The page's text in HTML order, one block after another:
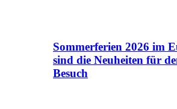
Sommerferien 2026 im
sind die Neuheiten für
Besuch